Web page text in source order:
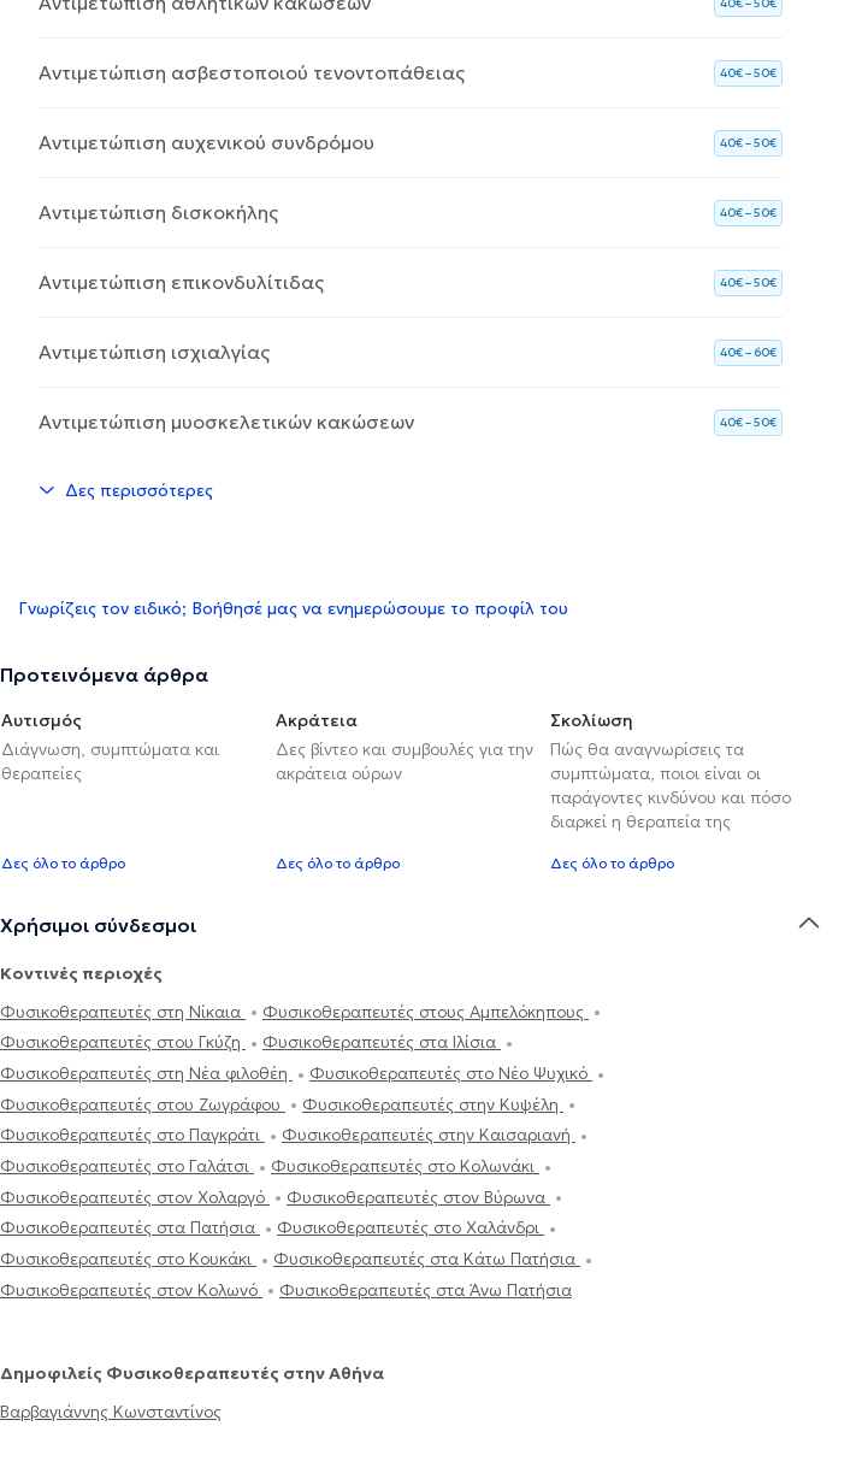
Αντιμετώπιση ασβεστοποιού τενοντοπάθειας 40€ – 50€
Αντιμετώπιση αυχενικού συνδρόμου 40€ – 50€
Αντιμετώπιση δισκοκήλης 40€ – 50€
Αντιμετώπιση επικονδυλίτιδας 40€ – 50€
Αντιμετώπιση ισχιαλγίας 40€ – 60€
Αντιμετώπιση μυοσκελετικών κακώσεων 40€ – 50€
Δες περισσότερες
Γνωρίζεις τον ειδικό; Βοήθησέ μας να ενημερώσουμε το προφίλ του
Προτεινόμενα άρθρα
Αυτισμός
Διάγνωση, συμπτώματα και
θεραπείες
Δες όλο το άρθρο
Ακράτεια
Δες βίντεο και συμβουλές για την
ακράτεια ούρων
Δες όλο το άρθρο
Σκολίωση
Πώς θα αναγνωρίσεις τα
συμπτώματα, ποιοι είναι οι
παράγοντες κινδύνου και πόσο
διαρκεί η θεραπεία της
Δες όλο το άρθρο
Χρήσιμοι σύνδεσμοι
Κοντινές περιοχές
Φυσικοθεραπευτές στη Νίκαια
Φυσικοθεραπευτές στους Αμπελόκηπους
Φυσικοθεραπευτές στου Γκύζη
Φυσικοθεραπευτές στα Ιλίσια
Φυσικοθεραπευτές στη Νέα φιλοθέη
Φυσικοθεραπευτές στο Νέο Ψυχικό
Φυσικοθεραπευτές στου Ζωγράφου
Φυσικοθεραπευτές στην Κυψέλη
Φυσικοθεραπευτές στο Παγκράτι
Φυσικοθεραπευτές στην Καισαριανή
Φυσικοθεραπευτές στο Γαλάτσι
Φυσικοθεραπευτές στο Κολωνάκι
Φυσικοθεραπευτές στον Χολαργό
Φυσικοθεραπευτές στον Βύρωνα
Φυσικοθεραπευτές στα Πατήσια
Φυσικοθεραπευτές στο Χαλάνδρι
Φυσικοθεραπευτές στο Κουκάκι
Φυσικοθεραπευτές στα Κάτω Πατήσια
Φυσικοθεραπευτές στον Κολωνό
Φυσικοθεραπευτές στα Άνω Πατήσια
Δημοφιλείς Φυσικοθεραπευτές στην Αθήνα
Βαρβαγιάννης Κωνσταντίνος